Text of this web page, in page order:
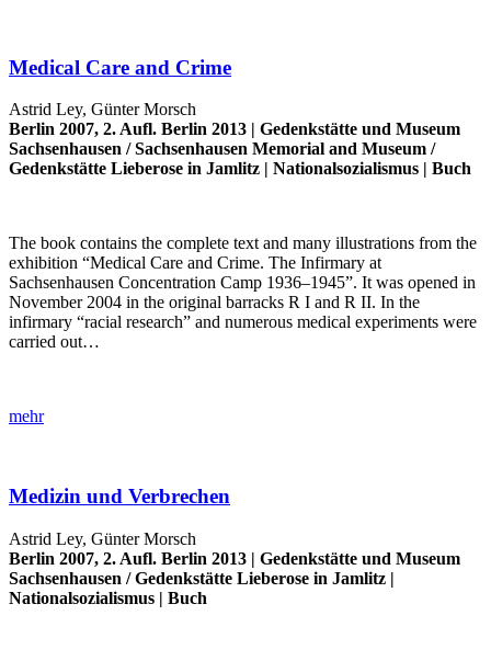
Medical Care and Crime
Astrid Ley, Günter Morsch
Berlin 2007, 2. Aufl. Berlin 2013 | Gedenkstätte und Museum
Sachsenhausen /Sachsenhausen Memorial and Museum /
Gedenkstätte Lieberose in Jamlitz | Nationalsozialismus | Buch
The book contains the complete text and many illustrations from the
exhibition “Medical Care and Crime. The Infirmary at
Sachsenhausen Concentration Camp 1936–1945”. It was opened in
November 2004 in the original barracks R I and R II. In the
infirmary “racial research” and numerous medical experiments were
carried out…
mehr
Medizin und Verbrechen
Astrid Ley, Günter Morsch
Berlin 2007, 2. Aufl. Berlin 2013 | Gedenkstätte und Museum
Sachsenhausen /Gedenkstätte Lieberose in Jamlitz |
Nationalsozialismus | Buch